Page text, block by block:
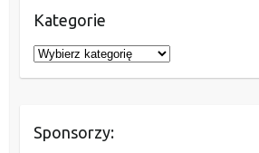
Kategorie
K
a
g
Sponsorzy: